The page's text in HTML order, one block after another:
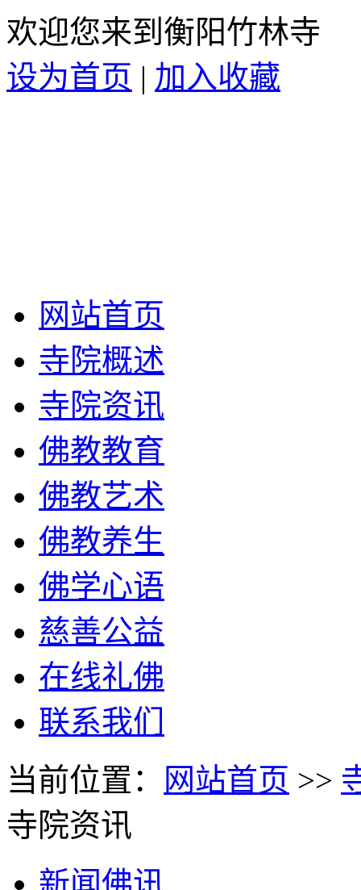
欢迎您来到衡阳竹林寺
设为首页 | 加入收藏
网站首页
寺院概述
寺院资讯
佛教教育
佛教艺术
佛教养生
佛学心语
慈善公益
在线礼佛
联系我们
当前位置：
网站首页 >>
寺院资讯